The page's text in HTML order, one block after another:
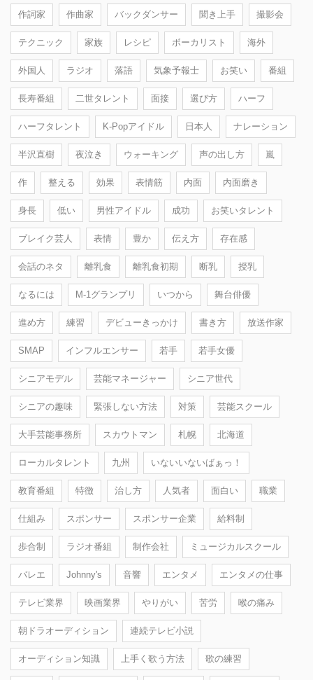
作詞家 作曲家 バックダンサー 聞き上手 撮影会
テクニック 家族 レシピ ボーカリスト 海外
外国人 ラジオ 落語 気象予報士 お笑い 番組
長寿番組 二世タレント 面接 選び方 ハーフ
ハーフタレント K-Popアイドル 日本人 ナレーション
半沢直樹 夜泣き ウォーキング 声の出し方 嵐
作 整える 効果 表情筋 内面 内面磨き
身長 低い 男性アイドル 成功 お笑いタレント
ブレイク芸人 表情 豊か 伝え方 存在感
会話のネタ 離乳食 離乳食初期 断乳 授乳
なるには M-1グランプリ いつから 舞台俳優
進め方 練習 デビューきっかけ 書き方 放送作家
SMAP インフルエンサー 若手 若手女優
シニアモデル 芸能マネージャー シニア世代
シニアの趣味 緊張しない方法 対策 芸能スクール
大手芸能事務所 スカウトマン 札幌 北海道
ローカルタレント 九州 いないいないばぁっ！
教育番組 特徴 治し方 人気者 面白い 職業
仕組み スポンサー スポンサー企業 給料制
歩合制 ラジオ番組 制作会社 ミュージカルスクール
バレエ Johnny's 音響 エンタメ エンタメの仕事
テレビ業界 映画業界 やりがい 苦労 喉の痛み
朝ドラオーディション 連続テレビ小説
オーディション知識 上手く歌う方法 歌の練習